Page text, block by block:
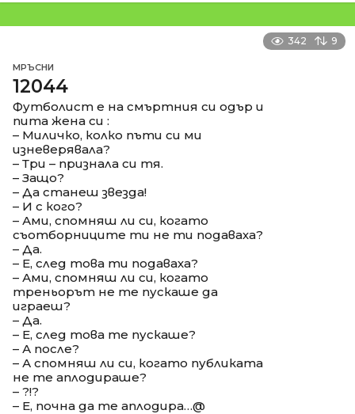
342 9
МРЪСНИ
12044
Футболист е на смъртния си одър и
пита жена си :
– Миличко, колко пъти си ми
изневерявала?
– Три – признала си тя.
– Защо?
– Да станеш звезда!
– И с кого?
– Ами, спомняш ли си, когато
съотборниците ти не ти подаваха?
– Да.
– Е, след това ти подаваха?
– Ами, спомняш ли си, когато
треньорът не те пускаше да
играеш?
– Да.
– Е, след това те пускаше?
– А после?
– А спомняш ли си, когато публиката
не те аплодираше?
– ?!?
– Е, почна да те аплодира…@